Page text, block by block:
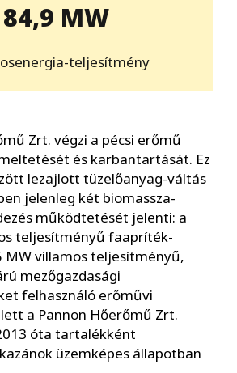
84,9 MW
teljesítmény
Zrt. végzi a pécsi erőmű
és karbantartását. Ez
lezajlott tüzelőanyag-váltás
jelenleg két biomassza-
működtetését jelenti: a
teljesítményű faapríték-
MW villamos teljesítményű,
mezőgazdasági
felhasználó erőművi
a Pannon Hőerőmű Zrt.
óta tartalékként
üzemképes állapotban